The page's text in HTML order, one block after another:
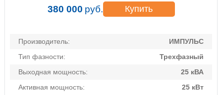
Производитель:
ИМПУЛЬС
Тип фазности:
Трехфазный
Выходная мощность:
25 кВА
Активная мощность:
25 кВт
380 000 руб. Купить